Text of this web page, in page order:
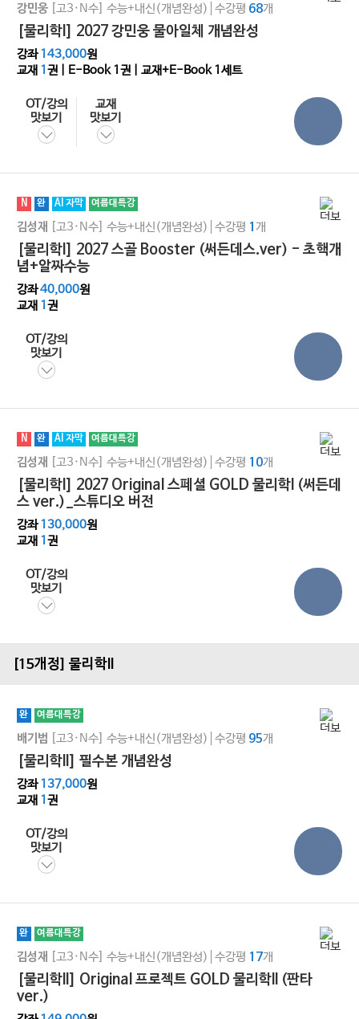
강민웅 [고3·N수] 수능+내신(개념완성) 수강평 68개
[물리학l] 2027 강민웅 물아일체 개념완성
강좌143,000원
교재 1 권 | E-Book1 권 | 교재+E-Book 1세트
OT/강의
맛보기
교재
맛보기
N 완 AI 자막 여름대특강
김성재 [고3·N수] 수능+내신(개념완성) 수강평 1 개
[물리학l] 2027 스골 Booster (써든데스.ver) - 초핵개
념+알짜수능
강좌40,000원
교재 1 권
OT/강의
맛보기
N 완 AI 자막 여름대특강
김성재 [고3·N수] 수능+내신(개념완성) 수강평 10개
[물리학l] 2027 Original 스페셜 GOLD 물리학I (써든데
스 ver.)_스튜디오 버전
강좌130,000원
교재 1 권
OT/강의
맛보기
[15개정] 물리학ll
완 여름대특강
배기범 [고3·N수] 수능+내신(개념완성) 수강평 95개
[물리학ll] 필수본 개념완성
강좌137,000원
교재 1 권
OT/강의
맛보기
완 여름대특강
김성재 [고3·N수] 수능+내신(개념완성) 수강평 17개
[물리학ll] Original 프로젝트 GOLD 물리학II (판타
ver.)